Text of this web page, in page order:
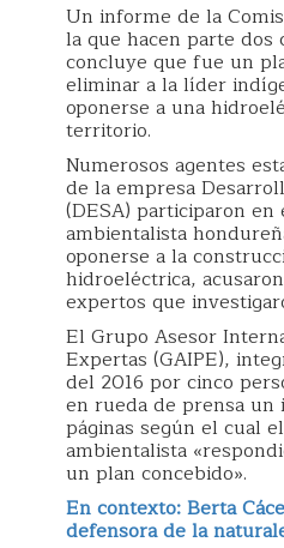
Un informe de la
la que hacen parte dos
concluye que fue un
eliminar a la líder
oponerse a una
territorio.
Numerosos agentes
de la empresa
(DESA) participaron en
ambientalista
oponerse a la
hidroeléctrica,
expertos que
El Grupo Asesor
Expertas (GAIPE),
del 2016 por cinco
en rueda de prensa un
páginas según el cual
ambientalista
un plan concebido».
En contexto: Berta
defensora de la